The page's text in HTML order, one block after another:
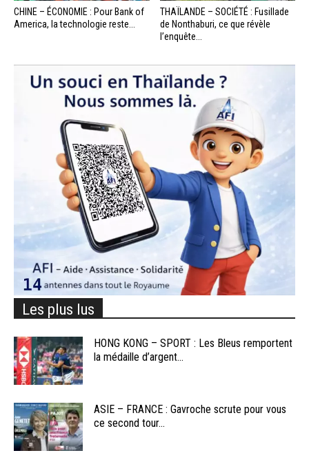
CHINE – ÉCONOMIE : Pour Bank of
America, la technologie reste...
THAÏLANDE – SOCIÉTÉ : Fusillade
de Nonthaburi, ce que révèle
l’enquête...
Les plus lus
HONG KONG – SPORT : Les Bleus remportent
la médaille d’argent...
ASIE – FRANCE : Gavroche scrute pour vous
ce second tour...